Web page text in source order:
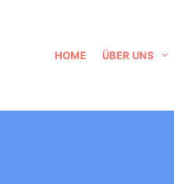
HOME ÜBER UNS